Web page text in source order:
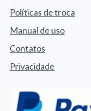
Políticas de troca
Manual de uso
Contatos
Privacidade